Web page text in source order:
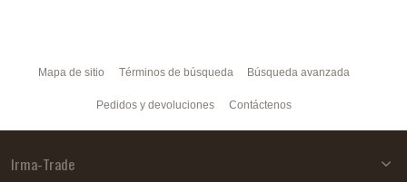
Mapa de sitio Términos de búsqueda Búsqueda avanzada
Pedidos y devoluciones Contáctenos
Irma-Trade